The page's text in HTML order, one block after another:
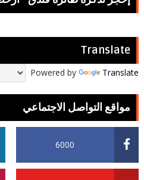
Translate
Powered by Translate
مواقع التواصل الاجتماعي
6000